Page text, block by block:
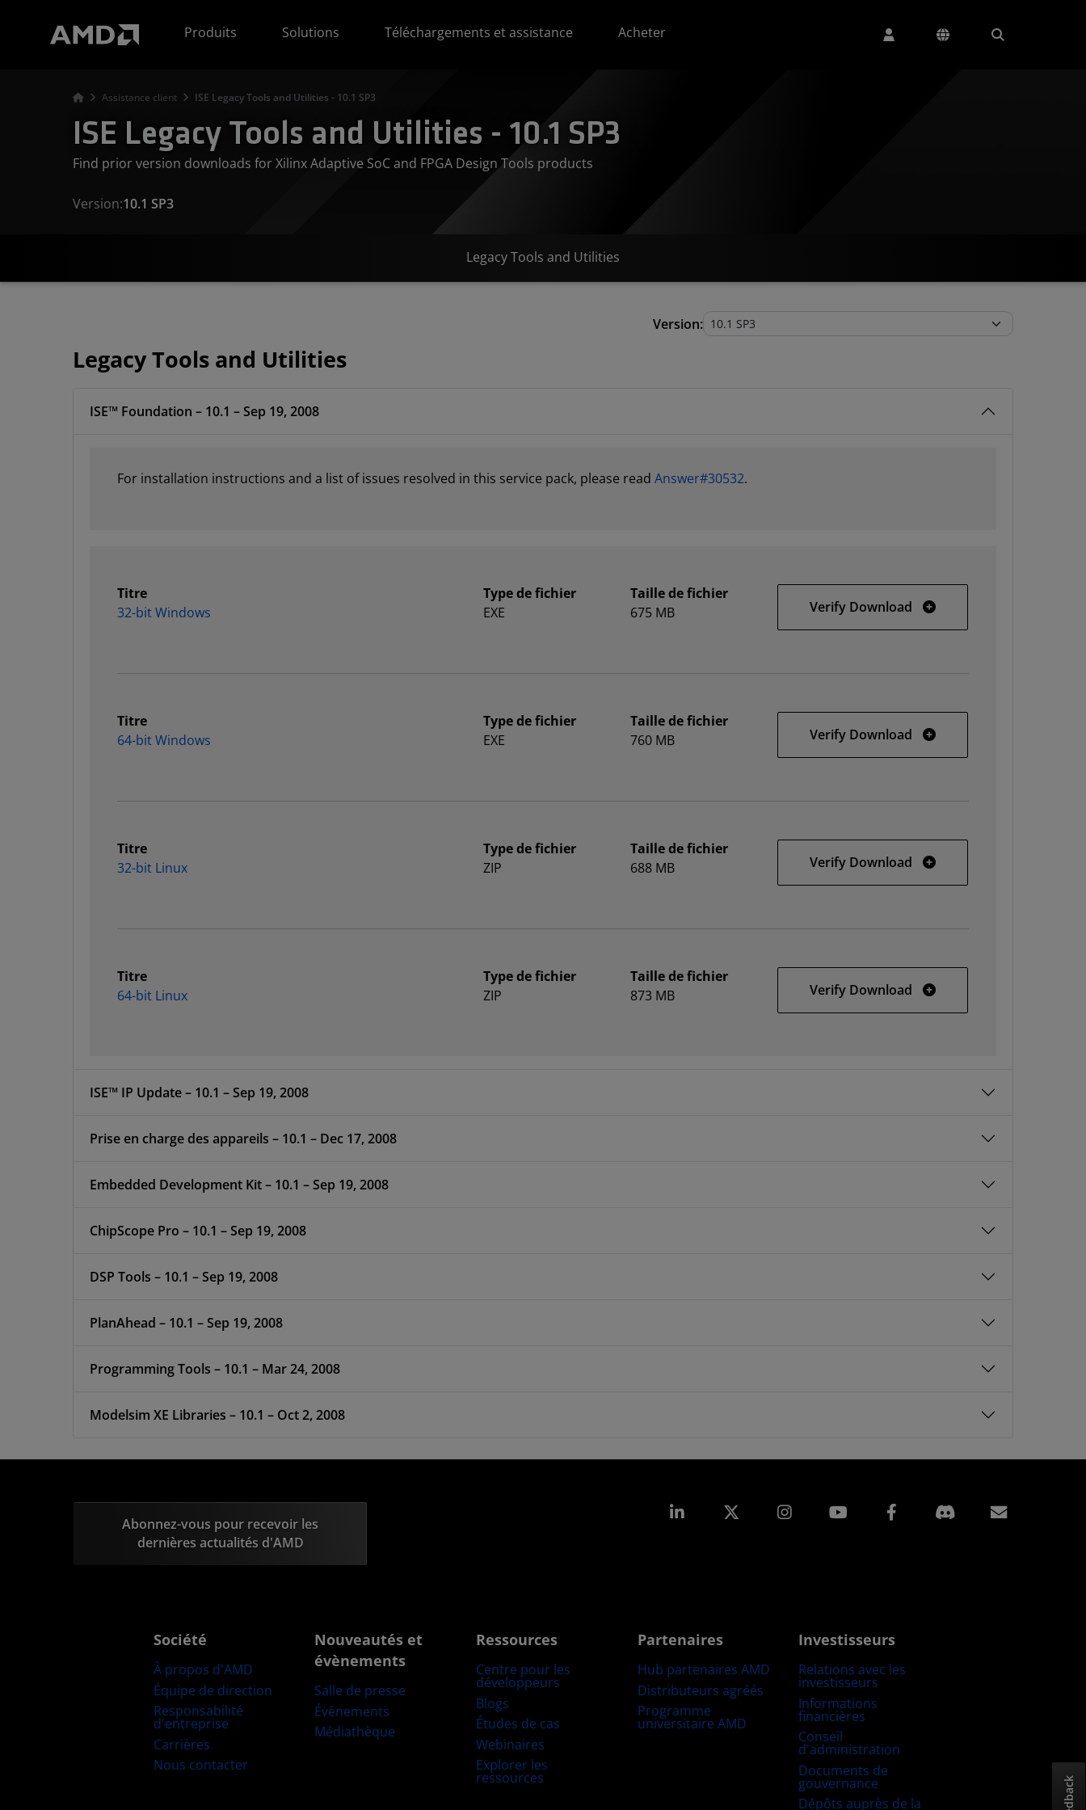
Produits
Solutions Téléchargements et assistance Acheter
Assistance client ISE Legacy Tools and Utilities - 10.1 SP3
ISE Legacy Tools and Utilities - 10.1 SP3
Find prior version downloads for Xilinx Adaptive SoC and FPGA Design Tools products
Version:10.1 SP3
Legacy Tools and Utilities
Version:
Legacy Tools and Utilities
ISE™ Foundation – 10.1 – Sep 19, 2008
For installation instructions and a list of issues resolved in this service pack, please read Answer#30532.
Titre
32-bit Windows
Type de fichier
EXE
Taille de fichier
675 MB
Verify Download 32-bit Windows
Titre
64-bit Windows
Type de fichier
EXE
Taille de fichier
760 MB
Verify Download 64-bit Windows
Titre
32-bit Linux
Type de fichier
ZIP
Taille de fichier
688 MB
Verify Download 32-bit Linux
Titre
64-bit Linux
Type de fichier
ZIP
Taille de fichier
873 MB
Verify Download 64-bit Linux
ISE™ IP Update – 10.1 – Sep 19, 2008
Prise en charge des appareils – 10.1 – Dec 17, 2008
Embedded Development Kit – 10.1 – Sep 19, 2008
ChipScope Pro – 10.1 – Sep 19, 2008
DSP Tools – 10.1 – Sep 19, 2008
PlanAhead – 10.1 – Sep 19, 2008
Programming Tools – 10.1 – Mar 24, 2008
Modelsim XE Libraries – 10.1 – Oct 2, 2008
Abonnez-vous pour recevoir les
dernières actualités d'AMD
LinkedIn Instagram Facebook
Société
À propos d'AMD
Équipe de direction
Responsabilité
d'entreprise
Carrières
Nous contacter
Nouveautés et
évènements
Salle de presse
Évènements
Médiathèque
Ressources
Centre pour les
développeurs
Blogs
Études de cas
Webinaires
Explorer les
ressources
Partenaires
Hub partenaires AMD
Distributeurs agréés
Programme
universitaire AMD
Investisseurs
Relations avec les
investisseurs
Informations
financières
Conseil
d'administration
Documents de
gouvernance
Dépôts auprès de la